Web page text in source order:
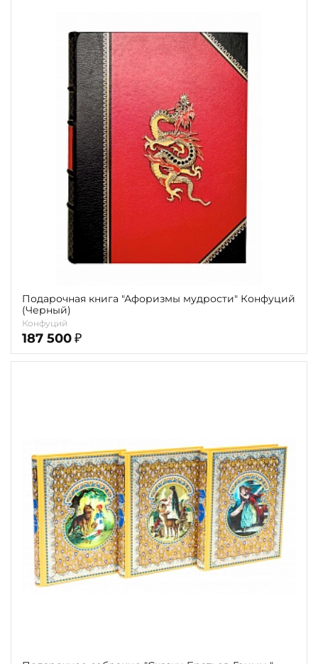
Подарочная книга "Афоризмы мудрости" Конфуций
(Черный)
Конфуций
187 500 ₽